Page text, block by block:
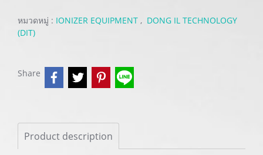
หมวดหมู่ : IONIZER EQUIPMENT , DONG IL TECHNOLOGY
(DIT)
Share
Product description